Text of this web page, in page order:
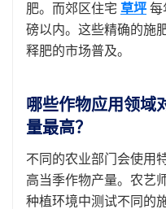
肥。而郊区住宅 草坪 每
磅以内。这些精确的施
释肥的市场普及。
哪些作物应用领域
量最高？
不同的农业部门会使用
高当季作物产量。农艺
种植环境中测试不同的